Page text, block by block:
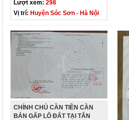
Lượt xem: 298
Vị trí: Huyện Sóc Sơn - Hà Nội
CHÍNH CHỦ CẦN TIỀN CẦN
BÁN GẤP LÔ ĐẤT TẠI TÂN